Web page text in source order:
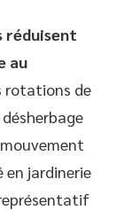
réduisent
au
rotations de
en jardinerie